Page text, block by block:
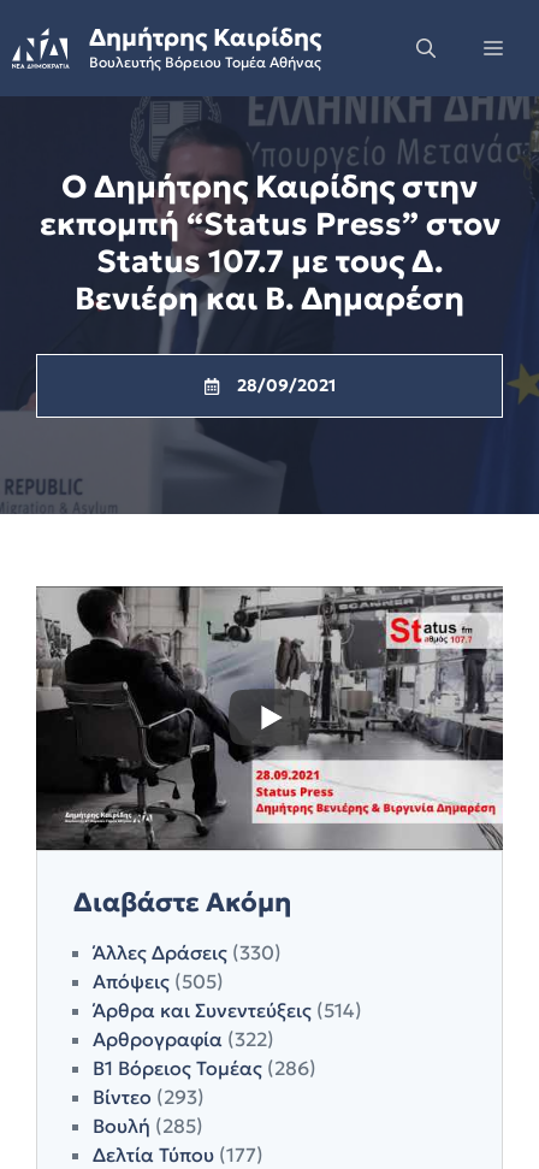
to
content
Δημήτρης Καιρίδης
Βουλευτής Βόρειου Τομέα Αθήνας
Ο Δημήτρης Καιρίδης στην
εκπομπή “Status Press” στον
Status 107.7 με τους Δ.
Βενιέρη και Β. Δημαρέση
28/09/2021
Διαβάστε Ακόμη
Άλλες Δράσεις (330)
Απόψεις (505)
Άρθρα και Συνεντεύξεις (514)
Αρθρογραφία (322)
Β1 Βόρειος Τομέας (286)
Βίντεο (293)
Βουλή (285)
Δελτία Τύπου (177)